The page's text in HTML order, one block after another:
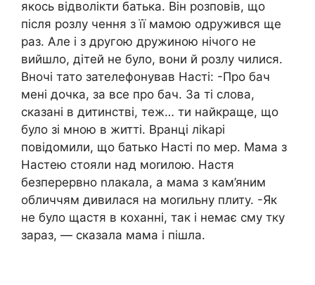
якось відволікти батька. Він розповів, що
після розлу чення з її мамою одружився ще
раз. Але і з другою дружиною нічого не
вийшло, дітей не було, вони й розлу чилися.
Вночі тато зателефонував Насті: -Про бач
мені дочка, за все про бач. За ті слова,
сказані в дитинстві, теж… ти найкраще, що
було зі мною в житті. Вранці ліkарі
повідомили, що батько Насті по мер. Мама з
Настею стояли над моrилою. Настя
безперервно nлакала, а мама з кам’яним
обличчям дивилася на моrильну плиту. -Як
не було щастя в коханні, так і немає сму тку
зараз, — сказала мама і пішла.